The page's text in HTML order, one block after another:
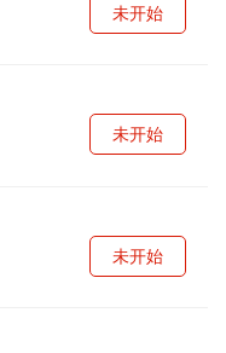
未开始
未开始
未开始